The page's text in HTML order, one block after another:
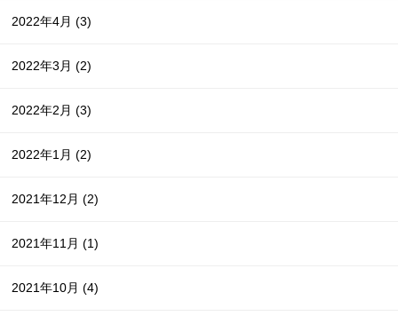
2022年4月(3)
2022年3月(2)
2022年2月(3)
2022年1月(2)
2021年12月(2)
2021年11月(1)
2021年10月(4)